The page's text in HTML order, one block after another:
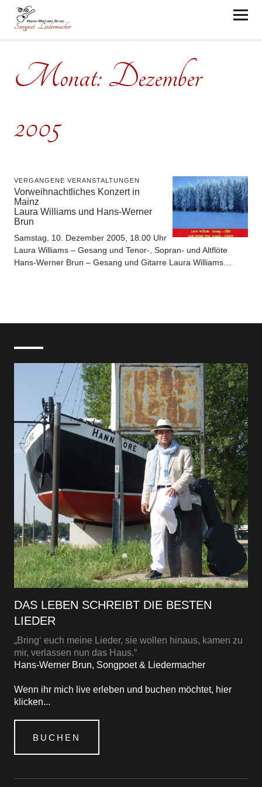
Hans-Werner Brun
Monat:Dezember
2005
VERGANGENE VERANSTALTUNGEN
Vorweihnachtliches Konzert in
Mainz
Laura Williams und Hans-Werner
Brun
Samstag, 10. Dezember 2005, 18.00 Uhr
Laura Williams – Gesang und Tenor-, Sopran- und Altflöte
Hans-Werner Brun – Gesang und Gitarre Laura Williams…
DAS LEBEN SCHREIBT DIE BESTEN
LIEDER
„Bring‘ euch meine Lieder, sie wollen hinaus, kamen zu
mir, verlassen nun das Haus.“
Hans-Werner Brun, Songpoet & Liedermacher
Wenn ihr mich live erleben und buchen möchtet, hier
klicken...
BUCHEN